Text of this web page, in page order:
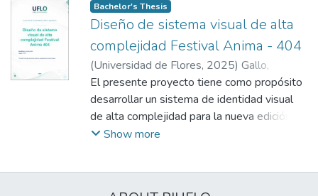
Bachelor's Thesis
Diseño de sistema visual de alta
complejidad Festival Anima - 404
(Universidad de Flores, 2025) Gallo,
Gianella
El presente proyecto tiene como propósito
desarrollar un sistema de identidad visual
de alta complejidad para la nueva edición
del Festival 404, evento internacional de
Show more